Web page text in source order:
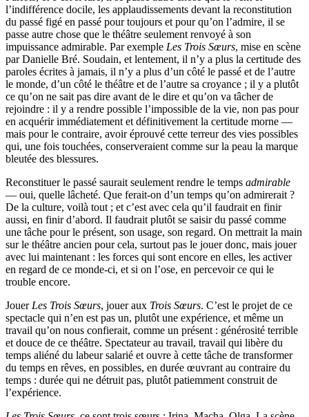
l’indifférence docile, les applaudissements devant la reconstitution
du passé figé en passé pour toujours et pour qu’on l’admire, il se
passe autre chose que le théâtre seulement renvoyé à son
impuissance admirable. Par exemple Les Trois Sœurs, mise en scène
par Danielle Bré. Soudain, et lentement, il n’y a plus la certitude des
paroles écrites à jamais, il n’y a plus d’un côté le passé et de l’autre
le monde, d’un côté le théâtre et de l’autre sa croyance ; il y a plutôt
ce qu’on ne sait pas dire avant de le dire et qu’on va tâcher de
rejoindre : il y a rendre possible l’impossible de la vie, non pas pour
en acquérir immédiatement et définitivement la certitude morne —
mais pour le contraire, avoir éprouvé cette terreur des vies possibles
qui, une fois touchées, conserveraient comme sur la peau la marque
bleutée des blessures.
Reconstituer le passé saurait seulement rendre le temps admirable
— oui, quelle lâcheté. Que ferait-on d’un temps qu’on admirerait ?
De la culture, voilà tout ; et c’est avec cela qu’il faudrait en finir
aussi, en finir d’abord. Il faudrait plutôt se saisir du passé comme
une tâche pour le présent, son usage, son regard. On mettrait la main
sur le théâtre ancien pour cela, surtout pas le jouer donc, mais jouer
avec lui maintenant : les forces qui sont encore en elles, les activer
en regard de ce monde-ci, et si on l’ose, en percevoir ce qui le
trouble encore.
Jouer Les Trois Sœurs, jouer aux Trois Sœurs. C’est le projet de ce
spectacle qui n’en est pas un, plutôt une expérience, et même un
travail qu’on nous confierait, comme un présent : générosité terrible
et douce de ce théâtre. Spectateur au travail, travail qui libère du
temps aliéné du labeur salarié et ouvre à cette tâche de transformer
du temps en rêves, en possibles, en durée œuvrant au contraire du
temps : durée qui ne détruit pas, plutôt patiemment construit de
l’expérience.